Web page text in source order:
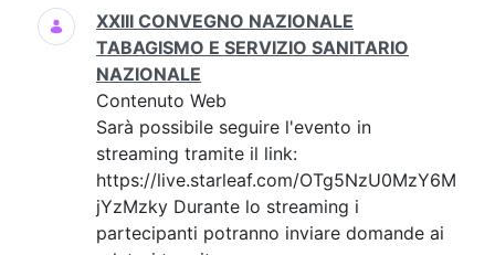
XXIII CONVEGNO NAZIONALE
TABAGISMO E SERVIZIO SANITARIO
NAZIONALE
Contenuto Web
Sarà possibile seguire l'evento in
streaming tramite il link:
https://live.starleaf.com/OTg5NzU0MzY6M
jYzMzky Durante lo streaming i
partecipanti potranno inviare domande ai